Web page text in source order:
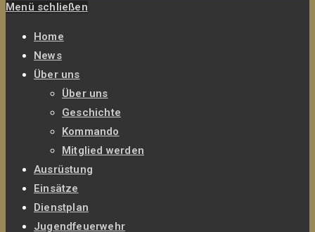
Menü schließen
Home
News
Über uns
Über uns
Geschichte
Kommando
Mitglied werden
Ausrüstung
Einsätze
Dienstplan
Jugendfeuerwehr